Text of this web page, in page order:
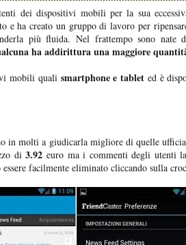
dei dispositivi mobili per la sua
e ha creato un gruppo di lavoro per
più fluida. Nel frattempo sono nate
ha addirittura una maggiore
mobili quali smartphone e tablet ed è
in molti a giudicarla migliore di quelle
di3.92 euro ma i commenti degli utenti
facilmente eliminato cliccando sulla